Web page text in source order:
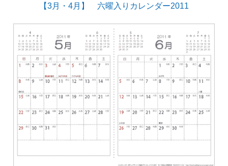
【3月・4月】 六曜入りカレンダー2011